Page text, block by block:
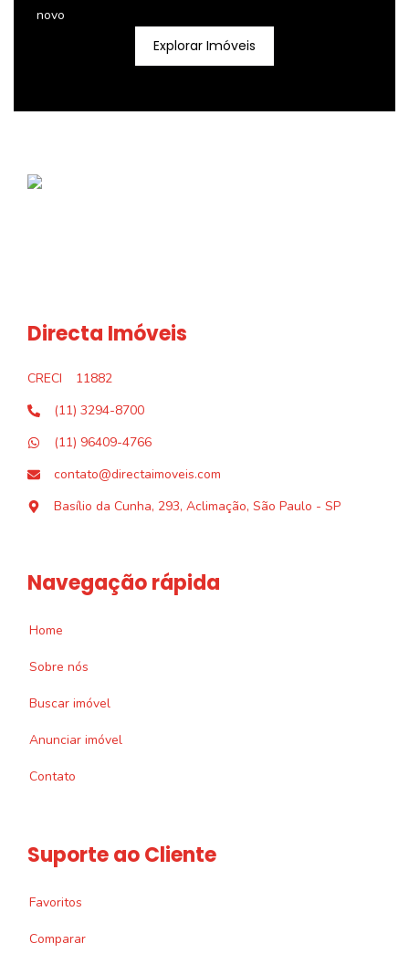
novo
Explorar Imóveis
Directa Imóveis
CRECI
11882
(11) 3294-8700
(11) 96409-4766
contato@directaimoveis.com
Basílio da Cunha, 293, Aclimação, São Paulo - SP
Navegação rápida
Home
Sobre nós
Buscar imóvel
Anunciar imóvel
Contato
Suporte ao Cliente
Favoritos
Comparar